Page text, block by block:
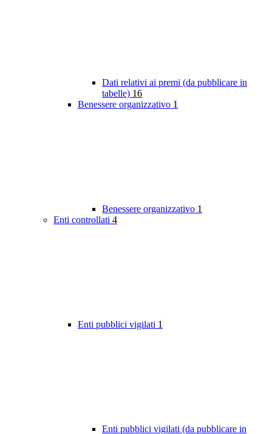
Dati relativi ai premi (da pubblicare in
tabelle) 16
Benessere organizzativo 1
Benessere organizzativo 1
Enti controllati 4
Enti pubblici vigilati 1
Enti pubblici vigilati (da pubblicare in